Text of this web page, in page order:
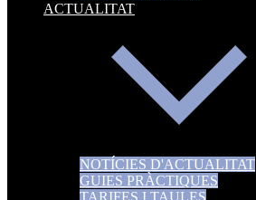
ACTUALITAT
NOTÍCIES D'ACTUALITAT
GUIES PRÀCTIQUES
TARIFES I TAULES